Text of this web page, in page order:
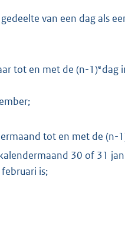
van een dag als
tot en met de (n-1)e dag
tot en met de (n-
30 of 31
is;